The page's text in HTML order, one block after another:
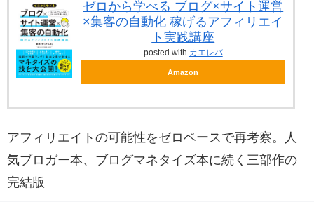
ゼロから学べる ブログ×サイト運営
×集客の自動化 稼げるアフィリエイ
ト実践講座
posted with カエレバ
Amazon
アフィリエイトの可能性をゼロベースで再考察。人
気ブロガー本、ブログマネタイズ本に続く三部作の
完結版